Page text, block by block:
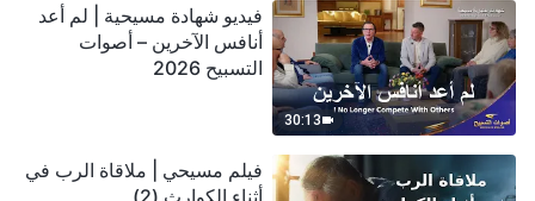
30:13
فيديو شهادة مسيحية | لم أعد
أنافس الآخرين – أصوات
التسبيح 2026
فيلم مسيحي | ملاقاة الرب في